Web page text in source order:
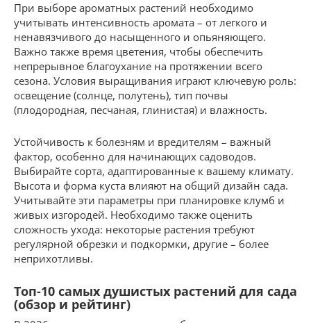
При выборе ароматных растений необходимо
учитывать интенсивность аромата – от легкого и
ненавязчивого до насыщенного и опьяняющего.
Важно также время цветения, чтобы обеспечить
непрерывное благоухание на протяжении всего
сезона. Условия выращивания играют ключевую роль:
освещение (солнце, полутень), тип почвы
(плодородная, песчаная, глинистая) и влажность.
Устойчивость к болезням и вредителям – важный
фактор, особенно для начинающих садоводов.
Выбирайте сорта, адаптированные к вашему климату.
Высота и форма куста влияют на общий дизайн сада.
Учитывайте эти параметры при планировке клумб и
живых изгородей. Необходимо также оценить
сложность ухода: некоторые растения требуют
регулярной обрезки и подкормки, другие – более
неприхотливы.
Топ-10 самых душистых растений для сада
(обзор и рейтинг)